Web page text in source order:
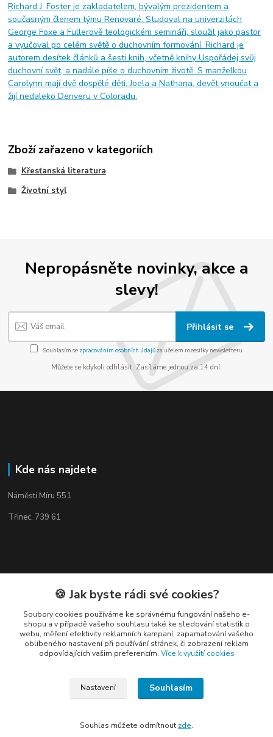
Richard J. Foster je zakladatelem, bývalým prezidentem a
současným členem týmu Renovaré. Studoval na univerzitách
George Foxe a Fullerově teologickém semináři, sloužil jako pastor
a vyučoval po celém světě o duchovním formování. Richard je
autorem desítek článků a šesti knih, včetně knihy Uspořádej svůj
duchovní svět, a nadále píše o duchovním životě. S manželkou
Carolynn mají dvě dospělé děti, Joela a Nathana, devět vnoučat a
žijí nedaleko Denveru v Coloradu.
Zboží zařazeno v kategoriích
Křesťanská literatura
Životní styl
Nepropásněte novinky, akce a
slevy!
Přihlásit se
Souhlasím se zpracováním osobních údajůza účelem rozesílky newsletteru.
Můžete se kdykoli odhlásit. Zasíláme jednou za 14 dní.
Kde nás najdete
Náměstí Míru 551
Třinec, 739 61
Petr Nedvídek
+420 775688827 +420 737670415
🍪 Jak byste rádi své cookies?
Soubory cookies používáme ke správnému fungování našeho e-
shopu a v případě vašeho souhlasu také ke sledování statistik o
webu, měření efektivity reklamních kampaní, zapamatování vašeho
oblíbeného nastavení při používání stránek, či zobrazení reklam
odpovídajících vašim preferencím. Více k využití cookies
Nastavení Souhlasím
Souhlas můžete odmítnout zde.